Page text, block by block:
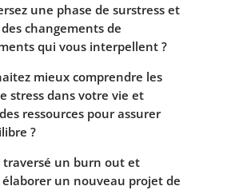
une phase de surstress et
changements de
qui vous interpellent ?
mieux comprendre les
stress dans votre vie et
ressources pour assurer
?
traversé un burn out et
un nouveau projet de